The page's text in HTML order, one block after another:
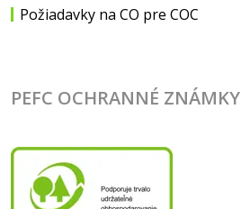
Požiadavky na CO pre COC
PEFC OCHRANNÉ ZNÁMKY